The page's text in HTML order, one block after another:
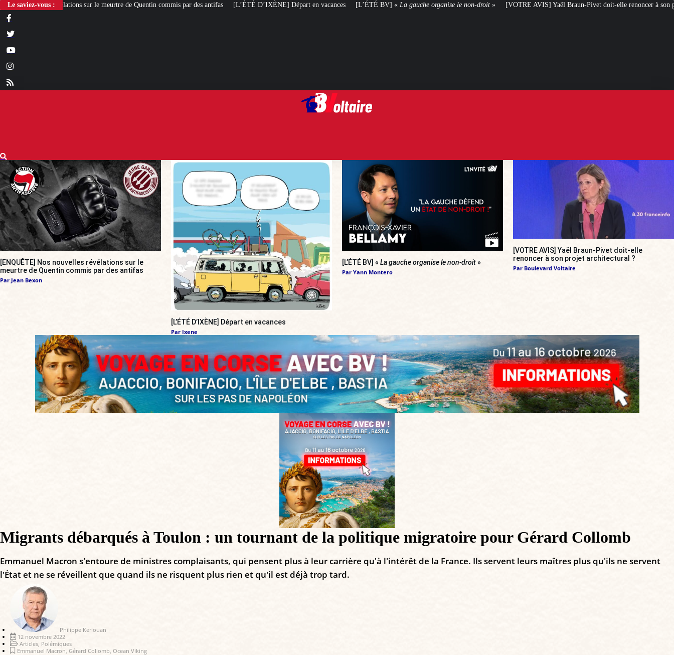
Le saviez-vous :
le meurtre de Quentin commis par des antifas [L’ÉTÉ D’IXÈNE] Départ en vacances [L’ÉTÉ BV] «La gauche organise le non-droit » [VOTRE AVIS] Yaël Braun-Pivet doit-elle renoncer à son projet architectural ? Le
[ENQUÊTE] Nos nouvelles révélations sur le
meurtre de Quentin commis par des antifas
Par Jean Bexon
[L’ÉTÉ D’IXÈNE] Départ en vacances
Par Ixene
[L’ÉTÉ BV] « La gauche organise le non-droit»
Par Yann Montero
[VOTRE AVIS] Yaël Braun-Pivet doit-elle
renoncer à son projet architectural ?
Par Boulevard Voltaire
Migrants débarqués à Toulon : un tournant de la politique migratoire pour Gérard Collomb
Emmanuel Macron s'entoure de ministres complaisants, qui pensent plus à leur carrière qu'à l'intérêt de la France. Ils servent leurs maîtres plus qu'ils ne servent
l'État et ne se réveillent que quand ils ne risquent plus rien et qu'il est déjà trop tard.
Philippe Kerlouan
12 novembre 2022
Articles Polémiques
Emmanuel Macron Gérard Collomb Ocean Viking